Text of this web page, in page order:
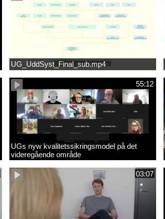
UG_UddSyst_Final_sub.mp4
55:12
UGs nyw kvalitetssikringsmodel på det
videregående område
03:07